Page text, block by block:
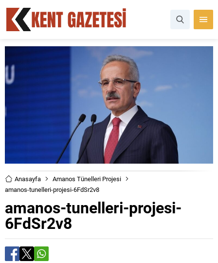
Anasayfa
Amanos Tünelleri Projesi
amanos-tunelleri-projesi-6FdSr2v8
amanos-tunelleri-projesi-
6FdSr2v8